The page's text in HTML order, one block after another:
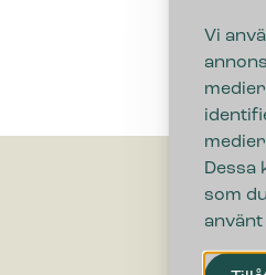
Vi
Dessa
som